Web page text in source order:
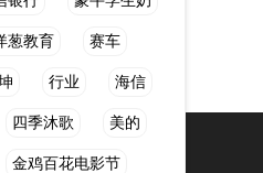
葱教育 赛车
行业 海信
四季沐歌 美的
金鸡百花电影节